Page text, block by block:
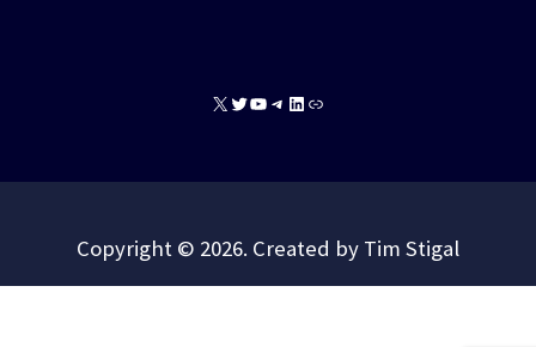
X TwitterYouTube
Telegram
Copyright © 2026. Created by Tim Stigal